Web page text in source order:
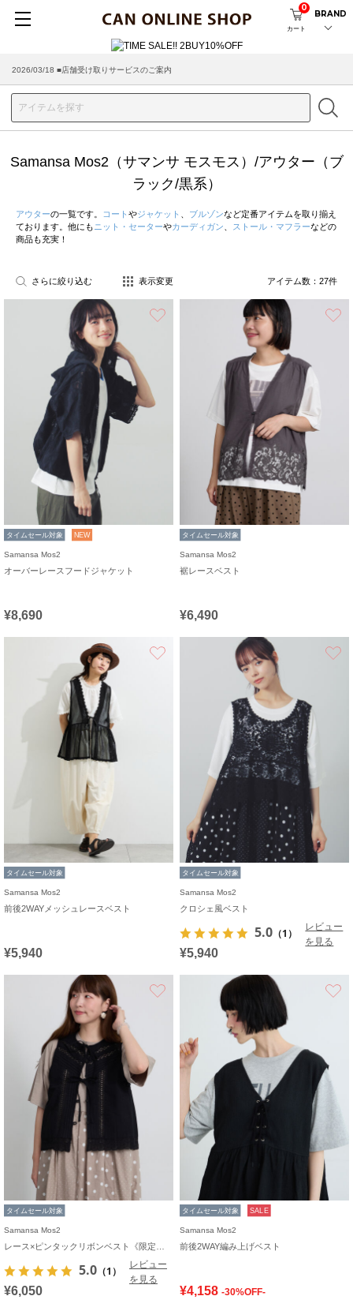
カート
0
BRAND
2026/03/18 ■店舗受け取りサービスのご案内
Samansa Mos2（サマンサ モスモス）/アウター（ブ
ラック/黒系）
アウターの一覧です。 コート やジャケット ブルゾンなど定番アイテムを取り揃え
ております。他にも ニット・セーターやカーディガン ストール・マフラーなどの
商品も充実！
さらに絞り込む 表示変更 アイテム数： 27件
タイムセール対象 NEW
Samansa Mos2
オーバーレースフードジャケット
¥8,690
タイムセール対象
Samansa Mos2
裾レースベスト
¥6,490
タイムセール対象
Samansa Mos2
前後2WAYメッシュレースベスト
¥5,940
タイムセール対象
Samansa Mos2
クロシェ風ベスト
5.0 （1）
レビュー
を見る
¥5,940
タイムセール対象
Samansa Mos2
5.0 （1）
レビュー
を見る
¥6,050
タイムセール対象 SALE
Samansa Mos2
前後2WAY編み上げベスト
¥4,158 -30%OFF-